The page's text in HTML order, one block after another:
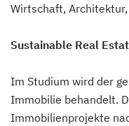
Wirtschaft,
Sustainable Real
Im Studium wird der
Immobilie behandelt.
Immobilienprojekte